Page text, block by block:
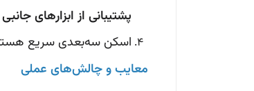
پشتیبانی از ابزارهای
اسکن سه‌بعدی سریع
معایب و چالش‌های عملی